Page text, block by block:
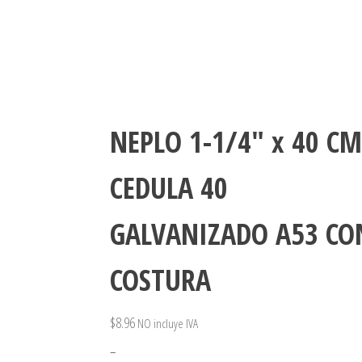
NEPLO 1-1/4″ x 40 CM
CEDULA 40
GALVANIZADO A53
COSTURA
$8.96 NO incluye IVA
–